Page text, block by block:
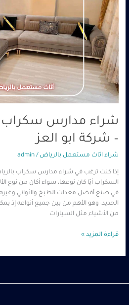
– شركة ابو العز
شراء اثاث مستعمل بالرياض /
admin
إذا كنت ترغب في شراء مدارس سكراب
السكراب أيًا كان نوعها، سواء أكان من نوع
في صنع أفضل معدات الطبخ والأواني
الحديد، وهو الأهم من بين جميع أنواعه إذ
من الأشياء مثل السيارات
–
شركة
العز
قراءة المزيد »